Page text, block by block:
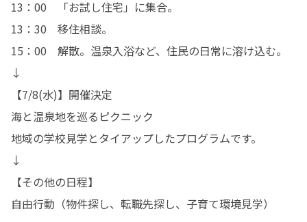
13：00　「お試し住宅」に集合。
13：30　移住相談。
15：00　解散。温泉入浴など、住民の日常に溶け込む。
↓
【7/8(水)】開催決定
海と温泉地を巡るピクニック
地域の学校見学とタイアップしたプログラムです。
↓
【その他の日程】
自由行動（物件探し、転職先探し、子育て環境見学）